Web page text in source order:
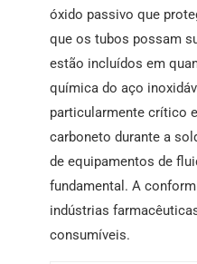
óxido passivo que
que os tubos possam
estão incluídos em
química do aço
particularmente crítico
carboneto durante a
de equipamentos de
fundamental. A
indústrias
consumíveis.